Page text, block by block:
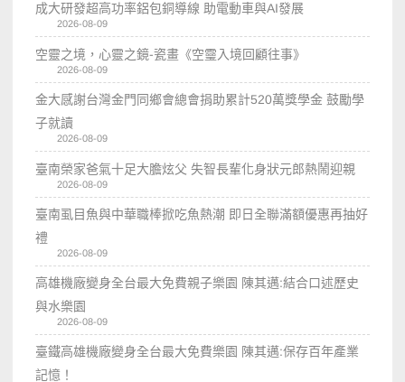
成大研發超高功率鋁包銅導線 助電動車與AI發展
2026-08-09
空靈之境，心靈之鏡-瓷畫《空𩆜入境回顧往事》
2026-08-09
金大感謝台灣金門同鄉會總會捐助累計520萬獎學金 鼓勵學
子就讀
2026-08-09
臺南榮家爸氣十足大膽炫父 失智長輩化身狀元郎熱鬧迎親
2026-08-09
臺南虱目魚與中華職棒掀吃魚熱潮 即日全聯滿額優惠再抽好
禮
2026-08-09
高雄機廠變身全台最大免費親子樂園 陳其邁:結合口述歷史
與水樂園
2026-08-09
臺鐵高雄機廠變身全台最大免費樂園 陳其邁:保存百年產業
記憶！